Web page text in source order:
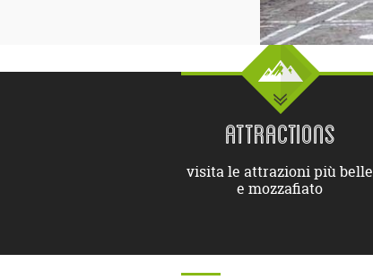
ATTRACTIONS
visita le attrazioni più belle
e mozzafiato